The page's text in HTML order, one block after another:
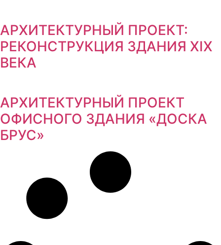
АРХИТЕКТУРНЫЙ ПРОЕКТ:
РЕКОНСТРУКЦИЯ ЗДАНИЯ XIX
ВЕКА
АРХИТЕКТУРНЫЙ ПРОЕКТ
ОФИСНОГО ЗДАНИЯ «ДОСКА
БРУС»